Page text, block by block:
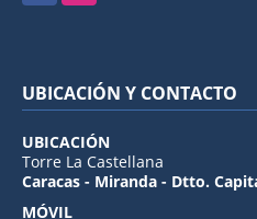
UBICACIÓN Y CONTACTO
UBICACIÓN
Torre La Castellana
Caracas - Miranda - Dtto.
MÓVIL